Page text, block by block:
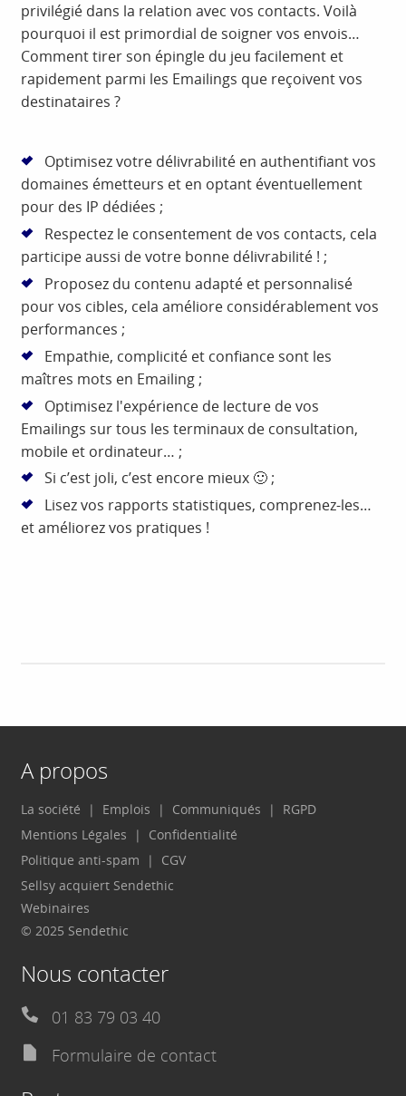
privilégié dans la relation avec vos contacts. Voilà
pourquoi il est primordial de soigner vos envois…
Comment tirer son épingle du jeu facilement et
rapidement parmi les Emailings que reçoivent vos
destinataires ?
Optimisez votre délivrabilité en authentifiant vos
domaines émetteurs et en optant éventuellement
pour des IP dédiées ;
Respectez le consentement de vos contacts, cela
participe aussi de votre bonne délivrabilité ! ;
Proposez du contenu adapté et personnalisé
pour vos cibles, cela améliore considérablement vos
performances ;
Empathie, complicité et confiance sont les
maîtres mots en Emailing ;
Optimisez l'expérience de lecture de vos
Emailings sur tous les terminaux de consultation,
mobile et ordinateur… ;
Si c’est joli, c’est encore mieux 🙂 ;
Lisez vos rapports statistiques, comprenez-les…
et améliorez vos pratiques !
A propos
La société Emplois Communiqués
RGPD
Mentions Légales
Confidentialité
Politique anti-spam
CGV
Sellsy acquiert Sendethic
Webinaires
© 2025 Sendethic
Nous contacter
01 83 79 03 40
Formulaire de contact